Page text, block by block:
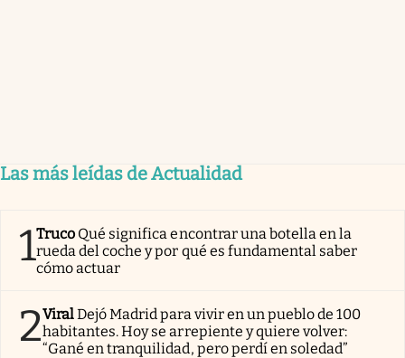
Las más leídas de Actualidad
1Truco Qué significa encontrar una botella en la
rueda del coche y por qué es fundamental saber
cómo actuar
2ViralDejó Madrid para vivir en un pueblo de 100
habitantes. Hoy se arrepiente y quiere volver:
“Gané en tranquilidad, pero perdí en soledad”